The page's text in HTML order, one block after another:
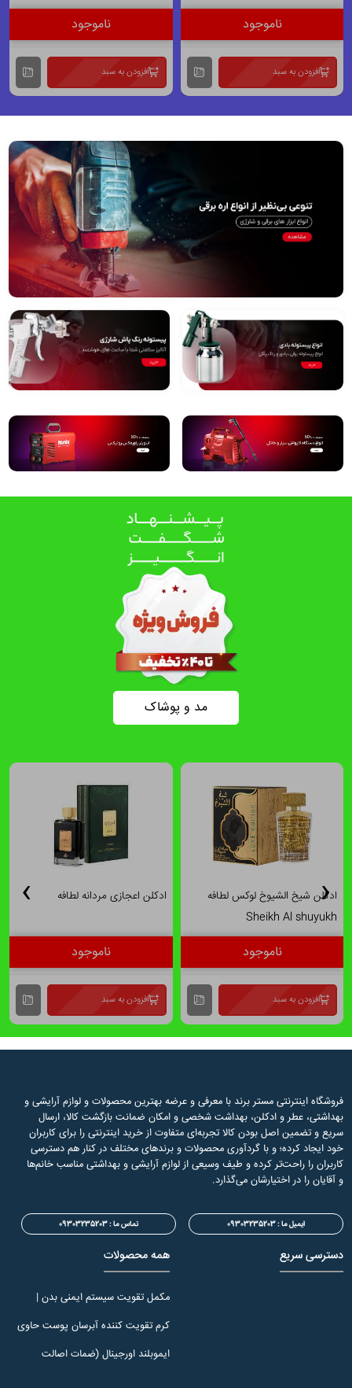
افزودن به سبد
Powder Fresh
افزودن به سبد
مد و پوشاک
ادکلن شیخ الشیوخ لوکس لطافه
Sheikh Al shuyukh
افزودن به سبد
ادکلن اعجازی مردانه لطافه
افزودن به سبد
‹
›
فروشگاه اینترنتی مستر برند با معرفی و عرضه بهترین محصولات و لوازم آرایشی و
بهداشتی، عطر و ادکلن، بهداشت شخصی و امکان ضمانت بازگشت کالا، ارسال
سریع و تضمین اصل بودن کالا تجربه‌ای متفاوت از خرید اینترنتی را برای کاربران
خود ایجاد کرده؛ و با گردآوری محصولات و برندهای مختلف در کنار هم دسترسی
کاربران را راحت‌تر کرده و طیف وسیعی از لوازم آرایشی و بهداشتی مناسب خانم‌ها
و آقایان را در اختیارشان می‌گذارد.
ایمیل ما : 09303235203 تماس ما :09303235203
دسترسی سریع همه محصولات
مکمل تقویت سیستم ایمنی بدن |
کرم تقویت کننده آبرسان پوست حاوی
ایموبلند اورجینال (ضمات اصالت